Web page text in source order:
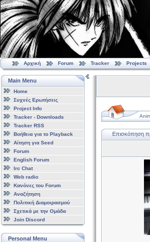
Αρχική Forum Tracker Projects
Main Menu
Home
Συχνές Ερωτήσεις
Project Info
Tracker - Downloads
Tracker RSS
Βοήθεια για το Playback
Αίτηση για Seed
Forum
English Forum
Irc Chat
Web radio
Κανόνες του Forum
Αναζήτηση
Πολιτική Διαμοιρασμού
Σχετικά με την Ομάδα
Join Discord
Personal Menu
Επισκόπηση